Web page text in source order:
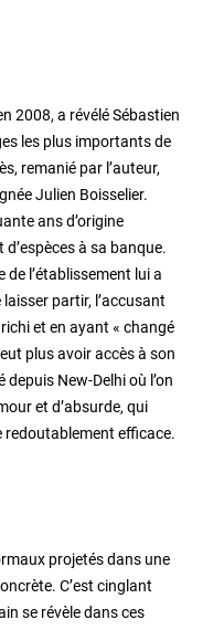
2008, a révélé Sébastien
les plus importants de
remanié par l’auteur,
Julien Boisselier.
ans d’origine
à sa banque.
l’établissement lui a
partir, l’accusant
et en ayant « changé
plus avoir accès à son
New-Delhi où l’on
et d’absurde, qui
redoutablement efficace.
projetés dans une
C’est cinglant
se révèle dans ces